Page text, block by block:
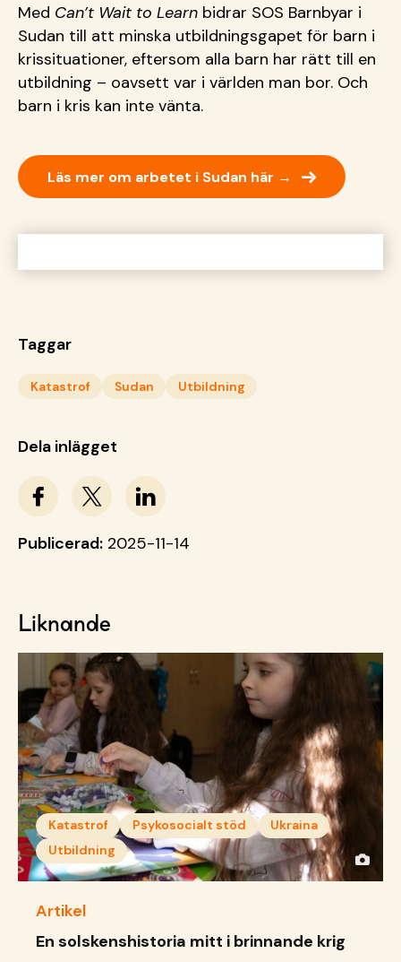
Med Can’t Wait to Learn bidrar SOS Barnbyar i
Sudan till att minska utbildningsgapet för barn i
krissituationer, eftersom alla barn har rätt till en
utbildning – oavsett var i världen man bor. Och
barn i kris kan inte vänta.
Läs mer om arbetet i Sudan här → →
Taggar
Katastrof Sudan Utbildning
Dela inlägget
Publicerad: 2025-11-14
Liknande
Katastrof Psykosocialt stöd
Ukraina
Utbildning
Artikel
En solskenshistoria mitt i brinnande krig